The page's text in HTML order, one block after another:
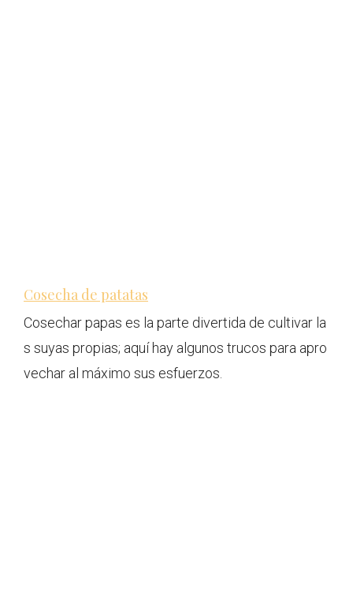
Cosecha de patatas
Cosechar papas es la parte divertida de cultivar la
s suyas propias; aquí hay algunos trucos para apro
vechar al máximo sus esfuerzos.